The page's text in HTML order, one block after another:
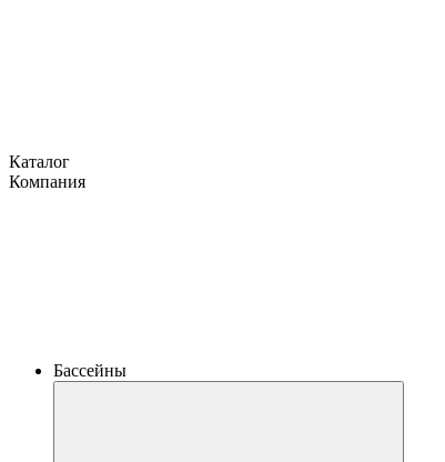
Каталог
Компания
Бассейны